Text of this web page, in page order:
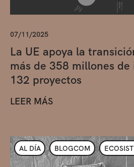
07/11/2025
La UE apoya la
más de 358 millones de
132 proyectos
LEER MÁS
AL DÍA BLOGCOM